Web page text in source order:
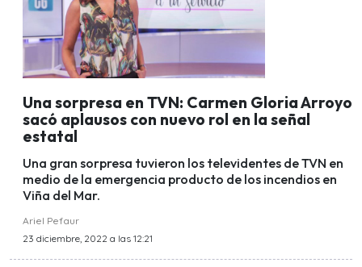
Una sorpresa en TVN: Carmen Gloria Arroyo
sacó aplausos con nuevo rol en la señal
estatal
Una gran sorpresa tuvieron los televidentes de TVN en
medio de la emergencia producto de los incendios en
Viña del Mar.
Ariel Pefaur
23 diciembre, 2022 a las 12:21